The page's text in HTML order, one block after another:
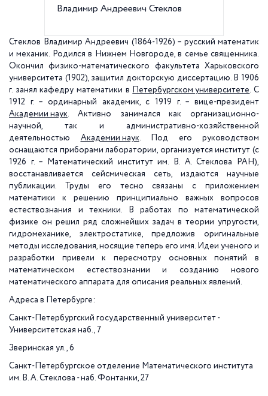
Владимир Андреевич Стеклов
Стеклов Владимир Андреевич (1864-1926) – русский математик
и механик. Родился в Нижнем Новгороде, в семье священника.
Окончил физико-математического факультета Харьковского
университета (1902), защитил докторскую диссертацию. В 1906
г. занял кафедру математики в Петербургском университете. С
1912 г. – ординарный академик, с 1919 г. – вице-президент
Академии наук. Активно занимался как организационно-
научной, так и административно-хозяйственной
деятельностью Академии наук. Под его руководством
оснащаются приборами лаборатории, организуется институт (с
1926 г. – Математический институт им. В. А. Стеклова РАН),
восстанавливается сейсмическая сеть, издаются научные
публикации. Труды его тесно связаны с приложением
математики к решению принципиально важных вопросов
естествознания и техники. В работах по математической
физике он решил ряд сложнейших задач в теории упругости,
гидромеханике, электростатике, предложив оригинальные
методы исследования, носящие теперь его имя. Идеи ученого и
разработки привели к пересмотру основных понятий в
математическом естествознании и созданию нового
математического аппарата для описания реальных явлений.
Адреса в Петербурге:
Санкт-Петербургский государственный университет -
Университетская наб., 7
Зверинская ул., 6
Санкт-Петербургское отделение Математического института
им. В. А. Стеклова - наб. Фонтанки, 27